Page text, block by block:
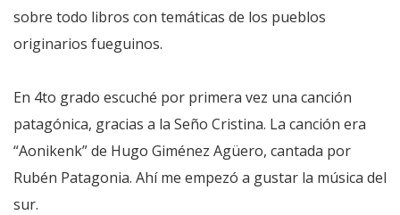
sobre todo libros con temáticas de los pueblos
originarios fueguinos.
En 4to grado escuché por primera vez una canción
patagónica, gracias a la Seño Cristina. La canción era
“Aonikenk” de Hugo Giménez Agüero, cantada por
Rubén Patagonia. Ahí me empezó a gustar la música del
sur.